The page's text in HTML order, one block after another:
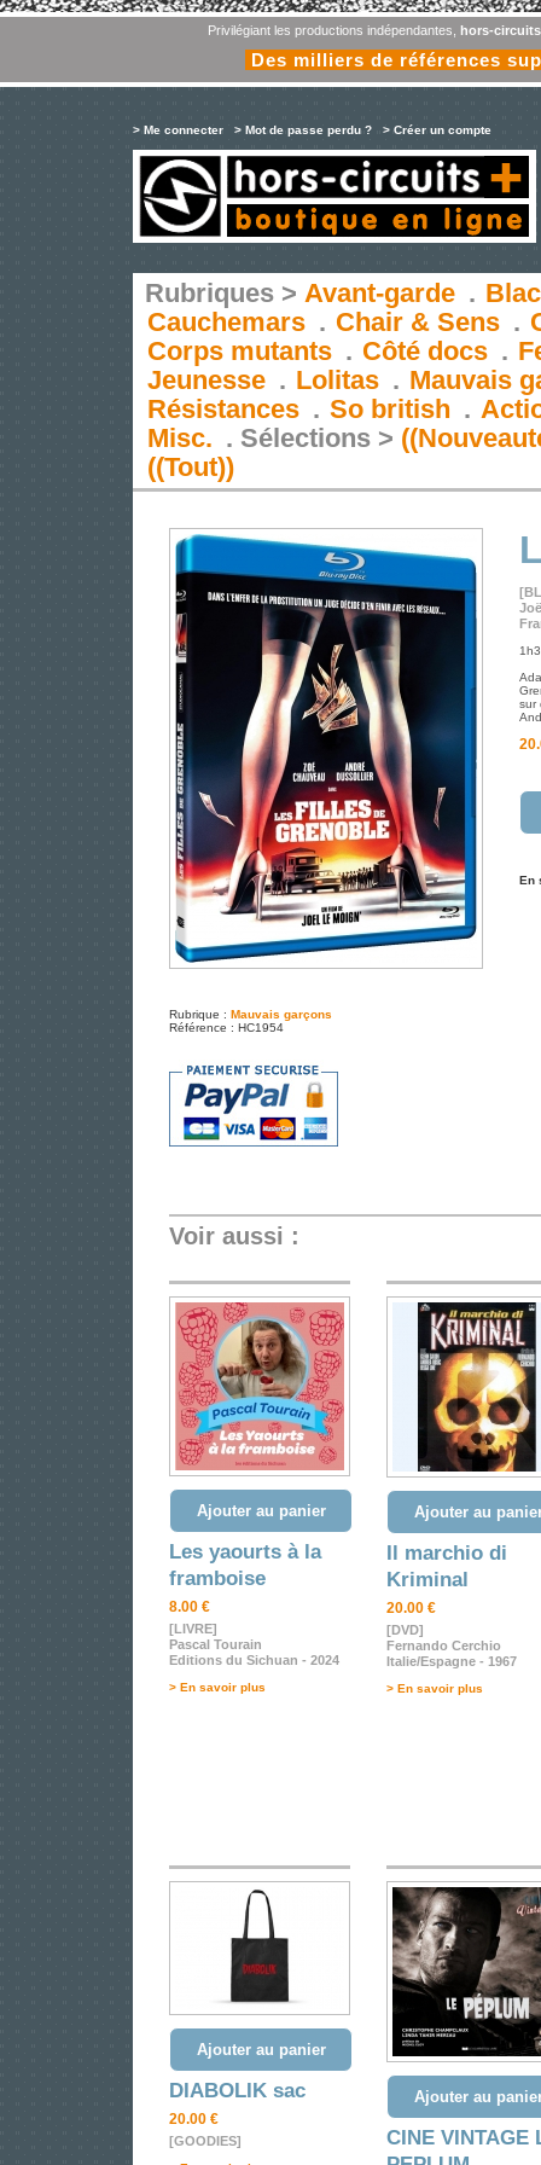
Privilégiant les productions indépendantes, hors-
Des milliers de références
> Me connecter > Mot de passe perdu ? > Créer un compte
Rubriques > Avant-garde .
Cauchemars . Chair & Sens .
Corps mutants . Côté docs .
Jeunesse . Lolitas . Mauvais
Résistances . So british .
Misc. . Sélections >
((Tout))
Rubrique : Mauvais garçons
Référence : HC1954
sur
En
Voir aussi :
Ajouter au panier
Les yaourts à la
framboise
8.00 €
[LIVRE]
Pascal Tourain
Editions du Sichuan - 2024
> En savoir plus
Ajouter au
Il marchio di
Kriminal
20.00 €
[DVD]
Fernando Cerchio
Italie/Espagne - 1967
> En savoir plus
Ajouter au panier
DIABOLIK sac
20.00 €
[GOODIES]
Ajouter au
CINE VINTAGE